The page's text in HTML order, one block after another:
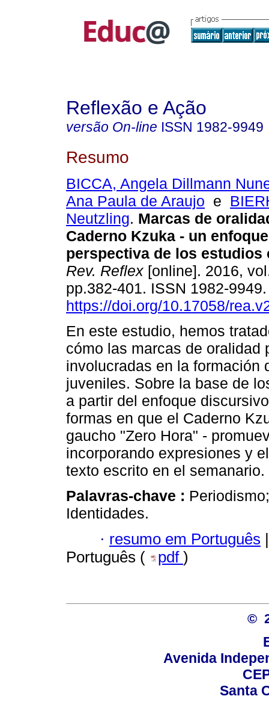
Reflexão e Ação
versão On-line ISSN 1982-9949
Resumo
BICCA, Angela Dillmann
Ana Paula de Araujo e
Neutzling. Marcas de
Caderno Kzuka - un
perspectiva de los estudios
Rev. Reflex [online]. 2016,
pp.382-401. ISSN 1982-
https://doi.org/10.17058/
En este estudio, hemos
cómo las marcas de oralidad
involucradas en la formación
juveniles. Sobre la base de
a partir del enfoque
formas en que el Caderno
gaucho "Zero Hora" -
incorporando expresiones y
texto escrito en el semanario.
Palavras-chave :
Identidades.
· resumo em Português |
Português (
pdf )
©
Avenida
Santa